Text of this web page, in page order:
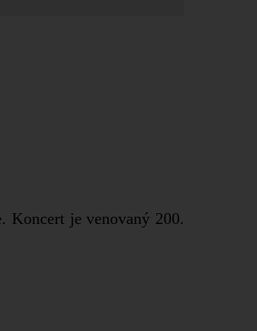
Koncert je venovaný 200.